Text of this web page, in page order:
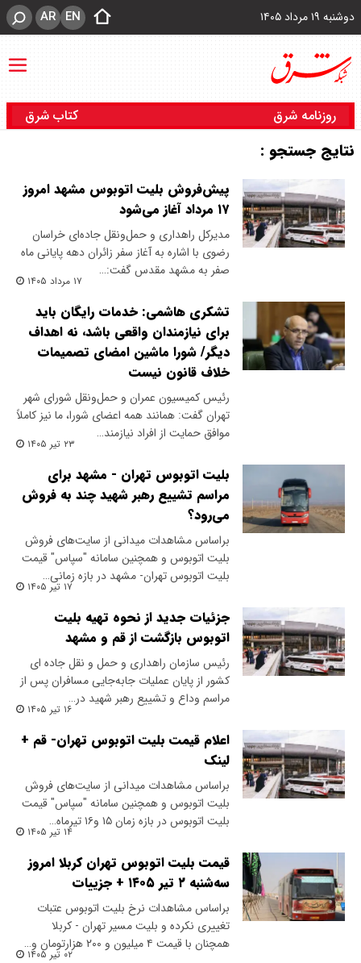
دوشنبه ۱۹ مرداد ۱۴۰۵ EN
AR
روزنامه شرق کتاب شرق
نتایج جستجو :
پیش‌فروش بلیت اتوبوس مشهد امروز
۱۷ مرداد آغاز می‌شود
مدیرکل راهداری و حمل‌ونقل جاده‌ای خراسان
رضوی با اشاره به آغاز سفر زائران دهه پایانی ماه
صفر به مشهد مقدس گفت:…
۱۷ مرداد ۱۴۰۵
تشکری هاشمی: خدمات رایگان باید
برای نیازمندان واقعی باشد، نه اهداف
دیگر/ شورا ماشین امضای تصمیمات
خلاف قانون نیست
رئیس کمیسیون عمران و حمل‌ونقل شورای شهر
تهران گفت: همانند همه اعضای شورا، ما نیز کاملاً
موافق حمایت از افراد نیازمند…
۲۳ تیر ۱۴۰۵
بلیت اتوبوس تهران - مشهد برای
مراسم تشییع رهبر شهید چند به فروش
می‌رود؟
براساس مشاهدات میدانی از سایت‌های فروش
بلیت اتوبوس و همچنین سامانه "سپاس" قیمت
بلیت اتوبوس تهران- مشهد در بازه زمانی…
۱۷ تیر ۱۴۰۵
جزئیات جدید از نحوه تهیه بلیت
اتوبوس بازگشت از قم و مشهد
رئیس سازمان راهداری و حمل و نقل جاده ای
کشور از پایان عملیات جابه‌جایی مسافران پس از
مراسم وداع و تشییع رهبر شهید در…
۱۶ تیر ۱۴۰۵
اعلام قیمت بلیت اتوبوس تهران- قم +
لینک
براساس مشاهدات میدانی از سایت‌های فروش
بلیت اتوبوس و همچنین سامانه "سپاس" قیمت
بلیت اتوبوس در بازه زمان ۱۵ و۱۶ تیرماه…
۱۴ تیر ۱۴۰۵
قیمت بلیت اتوبوس تهران کربلا امروز
سه‌شنبه ۲ تیر ۱۴۰۵ + جزییات
براساس مشاهدات نرخ بلیت اتوبوس عتبات
تغییری نکرده و بلیت مسیر تهران - کربلا
همچنان با قیمت ۴ میلیون و ۲۰۰ هزارتومان و…
۰۲ تیر ۱۴۰۵